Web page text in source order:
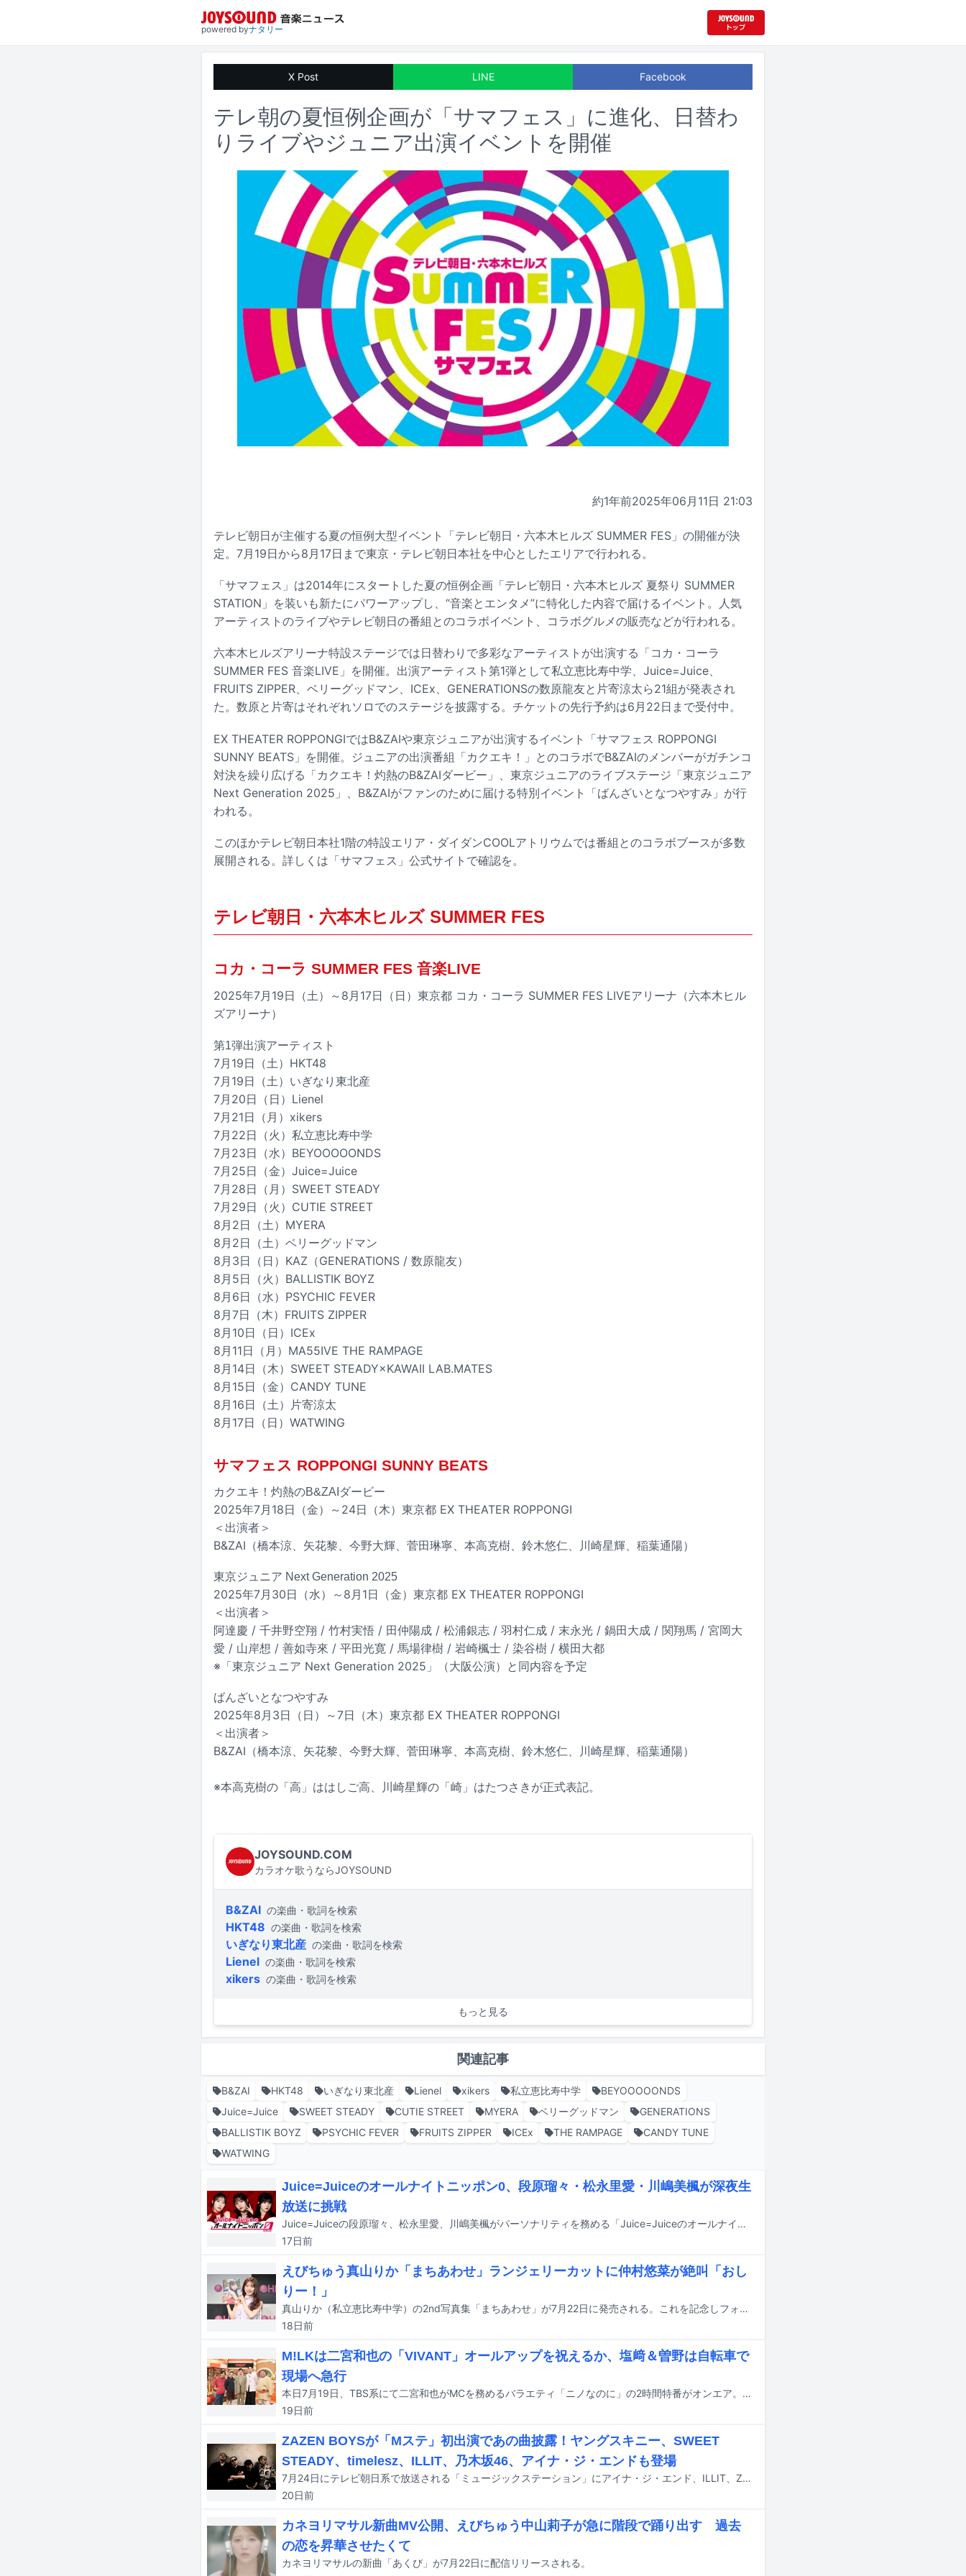
powered byナタリー
X Post LINE Facebook
テレ朝の夏恒例企画が「サマフェス」に進化、日替わ
りライブやジュニア出演イベントを開催
約1年前2025年06月11日 21:03
テレビ朝日が主催する夏の恒例大型イベント「テレビ朝日・六本木ヒルズ SUMMER FES」の開催が決
定。7月19日から8月17日まで東京・テレビ朝日本社を中心としたエリアで行われる。
「サマフェス」は2014年にスタートした夏の恒例企画「テレビ朝日・六本木ヒルズ 夏祭り SUMMER
STATION」を装いも新たにパワーアップし、“音楽とエンタメ”に特化した内容で届けるイベント。人気
アーティストのライブやテレビ朝日の番組とのコラボイベント、コラボグルメの販売などが行われる。
六本木ヒルズアリーナ特設ステージでは日替わりで多彩なアーティストが出演する「コカ・コーラ
SUMMER FES 音楽LIVE」を開催。出演アーティスト第1弾として私立恵比寿中学、Juice=Juice、
FRUITS ZIPPER、ベリーグッドマン、ICEx、GENERATIONSの数原龍友と片寄涼太ら21組が発表され
た。数原と片寄はそれぞれソロでのステージを披露する。チケットの先行予約は6月22日まで受付中。
EX THEATER ROPPONGIではB&ZAIや東京ジュニアが出演するイベント「サマフェス ROPPONGI
SUNNY BEATS」を開催。ジュニアの出演番組「カクエキ！」とのコラボでB&ZAIのメンバーがガチンコ
対決を繰り広げる「カクエキ！灼熱のB&ZAIダービー」、東京ジュニアのライブステージ「東京ジュニア
Next Generation 2025」、B&ZAIがファンのために届ける特別イベント「ばんざいとなつやすみ」が行
われる。
このほかテレビ朝日本社1階の特設エリア・ダイダンCOOLアトリウムでは番組とのコラボブースが多数
展開される。詳しくは「サマフェス」公式サイトで確認を。
テレビ朝日・六本木ヒルズ SUMMER FES
コカ・コーラ SUMMER FES 音楽LIVE
2025年7月19日（土）～8月17日（日）東京都 コカ・コーラ SUMMER FES LIVEアリーナ（六本木ヒル
ズアリーナ）
第1弾出演アーティスト
7月19日（土）HKT48
7月19日（土）いぎなり東北産
7月20日（日）Lienel
7月21日（月）xikers
7月22日（火）私立恵比寿中学
7月23日（水）BEYOOOOONDS
7月25日（金）Juice=Juice
7月28日（月）SWEET STEADY
7月29日（火）CUTIE STREET
8月2日（土）MYERA
8月2日（土）ベリーグッドマン
8月3日（日）KAZ（GENERATIONS / 数原龍友）
8月5日（火）BALLISTIK BOYZ
8月6日（水）PSYCHIC FEVER
8月7日（木）FRUITS ZIPPER
8月10日（日）ICEx
8月11日（月）MA55IVE THE RAMPAGE
8月14日（木）SWEET STEADY×KAWAII LAB.MATES
8月15日（金）CANDY TUNE
8月16日（土）片寄涼太
8月17日（日）WATWING
サマフェス ROPPONGI SUNNY BEATS
カクエキ！灼熱のB&ZAIダービー
2025年7月18日（金）～24日（木）東京都 EX THEATER ROPPONGI
＜出演者＞
B&ZAI（橋本涼、矢花黎、今野大輝、菅田琳寧、本高克樹、鈴木悠仁、川崎星輝、稲葉通陽）
東京ジュニア Next Generation 2025
2025年7月30日（水）～8月1日（金）東京都 EX THEATER ROPPONGI
＜出演者＞
阿達慶 / 千井野空翔 / 竹村実悟 / 田仲陽成 / 松浦銀志 / 羽村仁成 / 末永光 / 鍋田大成 / 関翔馬 / 宮岡大
愛 / 山岸想 / 善如寺來 / 平田光寛 / 馬場律樹 / 岩崎楓士 / 染谷樹 / 横田大都
※「東京ジュニア Next Generation 2025」（大阪公演）と同内容を予定
ばんざいとなつやすみ
2025年8月3日（日）～7日（木）東京都 EX THEATER ROPPONGI
＜出演者＞
B&ZAI（橋本涼、矢花黎、今野大輝、菅田琳寧、本高克樹、鈴木悠仁、川崎星輝、稲葉通陽）
※本高克樹の「高」ははしご高、川崎星輝の「崎」はたつさきが正式表記。
JOYSOUND.COM
カラオケ歌うならJOYSOUND
B&ZAI の楽曲・歌詞を検索
HKT48 の楽曲・歌詞を検索
いぎなり東北産 の楽曲・歌詞を検索
Lienel の楽曲・歌詞を検索
xikers の楽曲・歌詞を検索
もっと見る
関連記事
B&ZAI HKT48 いぎなり東北産 Lienel xikers 私立恵比寿中学
BEYOOOOONDS
Juice=Juice
SWEET STEADY CUTIE STREET MYERA ベリーグッドマン
GENERATIONS
BALLISTIK BOYZ
PSYCHIC FEVER FRUITS ZIPPER ICEx THE RAMPAGE
CANDY TUNE
WATWING
Juice=Juiceのオールナイトニッポン0、段原瑠々・松永里愛・川嶋美楓が深夜生
放送に挑戦
Juice=Juiceの段原瑠々、松永里愛、川嶋美楓がパーソナリティを務める「Juice=Juiceのオールナイトニッポン0（ZERO）」が7月27日27:00よりニッポン放送で生放送される。
17日前
えびちゅう真山りか「まちあわせ」ランジェリーカットに仲村悠菜が絶叫「おし
りー！」
真山りか（私立恵比寿中学）の2nd写真集「まちあわせ」が7月22日に発売される。これを記念しフォトセッションおよび合同取材が本日7月20日に東京都内にて行われた。
18日前
M!LKは二宮和也の「VIVANT」オールアップを祝えるか、塩﨑＆曽野は自転車で
現場へ急行
本日7月19日、TBS系にて二宮和也がMCを務めるバラエティ「ニノなのに」の2時間特番がオンエア。M!LK、稲葉通陽（B&ZAI）らが出演する。
19日前
ZAZEN BOYSが「Mステ」初出演であの曲披露！ヤングスキニー、SWEET
STEADY、timelesz、ILLIT、乃木坂46、アイナ・ジ・エンドも登場
7月24日にテレビ朝日系で放送される「ミュージックステーション」にアイナ・ジ・エンド、ILLIT、ZAZEN BOYS、SWEET STEADY、timelesz、乃木坂46、ヤングスキニーが出演する。
20日前
カネヨリマサル新曲MV公開、えびちゅう中山莉子が急に階段で踊り出す 過去
の恋を昇華させたくて
カネヨリマサルの新曲「あくび」が7月22日に配信リリースされる。